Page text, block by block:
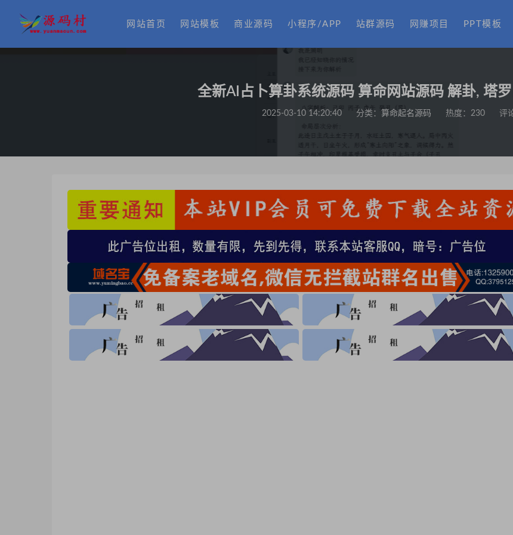
网站首页 网站模板 商业源码 小程序/APP 站群源码 网赚项目 PPT模板
全新AI占卜算卦系统源码 算命网站源码 解卦, 塔
2025-03-10 14:20:40 分类： 算命起名源码 热度：230 评